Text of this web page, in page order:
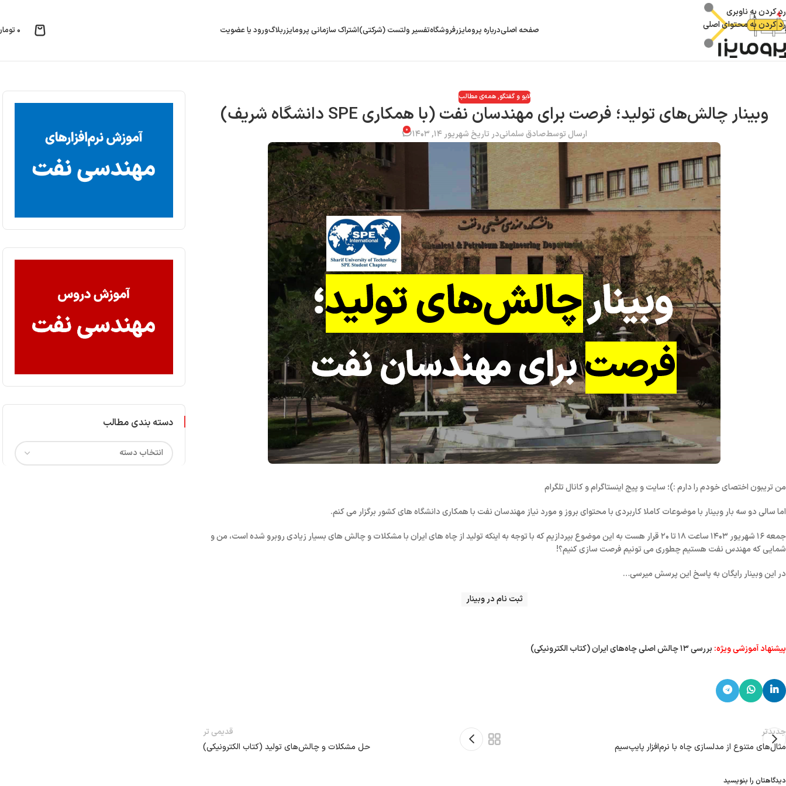
رد کردن به ناوبری
رد کردن به محتوای اصلی
صفحه اصلیدرباره پرومایزرفروشگاهتفسیر ولتست (شرکتی)اشتراک سازمانی پرومایزربلاگورود یا عضویت ۰
لایو و گفتگو,همه‌ی مطالب
وبینار چالش‌های تولید؛ فرصت برای مهندسان نفت (با همکاری SPE دانشگاه شریف)
ارسال توسطصادق سلمانیدر تاریخ شهریور ۱۴, ۱۴۰۳ ۰
من تریبون اختصای خودم را دارم :)؛ سایت و پیج اینستاگرام و کانال تلگرام
اما سالی دو سه بار وبینار با موضوعات کاملا کاربردی با محتوای بروز و مورد نیاز مهندسان نفت با همکاری دانشگاه های کشور برگزار می کنم.
جمعه ۱۶ شهریور ۱۴۰۳ ساعت ۱۸ تا ۲۰
قرار هست به این موضوع بپردازیم که با توجه به اینکه تولید از چاه های ایران با مشکلات و چالش های بسیار زیادی روبرو شده است، من و
شمایی که مهندس نفت هستیم چطوری می تونیمفرصت سازیکنیم؟!
در این وبینار رایگانبه پاسخ این پرسش میرسی…
ثبت نام در وبینار
پیشنهاد آموزشی ویژه: بررسی ۱۳ چالش اصلی چاه‌های ایران (کتاب الکترونیکی)
جدیدتر
مثال‌های متنوع از مدلسازی چاه با نرم‌افزار پایپ‌سیم
قدیمی تر
حل مشکلات و چالش‌های تولید (کتاب الکترونیکی)
دیدگاهتان را بنویسید
دسته بندی مطالب